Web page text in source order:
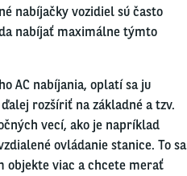
nabíjačky vozidiel sú často
nabíjať maximálne týmto
AC nabíjania, oplatí sa ju
rozšíriť na základné a tzv.
vecí, ako je napríklad
ovládanie stanice. To sa
objekte viac a chcete merať